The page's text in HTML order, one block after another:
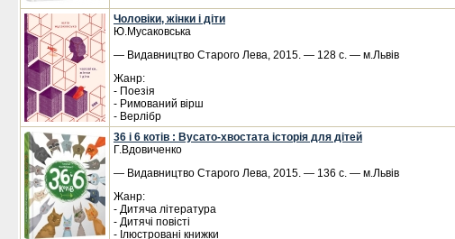
Чоловіки, жінки і діти
Ю.Мусаковська
— Видавництво Старого Лева, 2015. — 128 с. — м.Львів
Жанр:
- Поезія
- Римований вірш
- Верлібр
36 і 6 котів : Вусато-хвостата історія для дітей
Г.Вдовиченко
— Видавництво Старого Лева, 2015. — 136 с. — м.Львів
Жанр:
- Дитяча література
- Дитячі повісті
- Ілюстровані книжки